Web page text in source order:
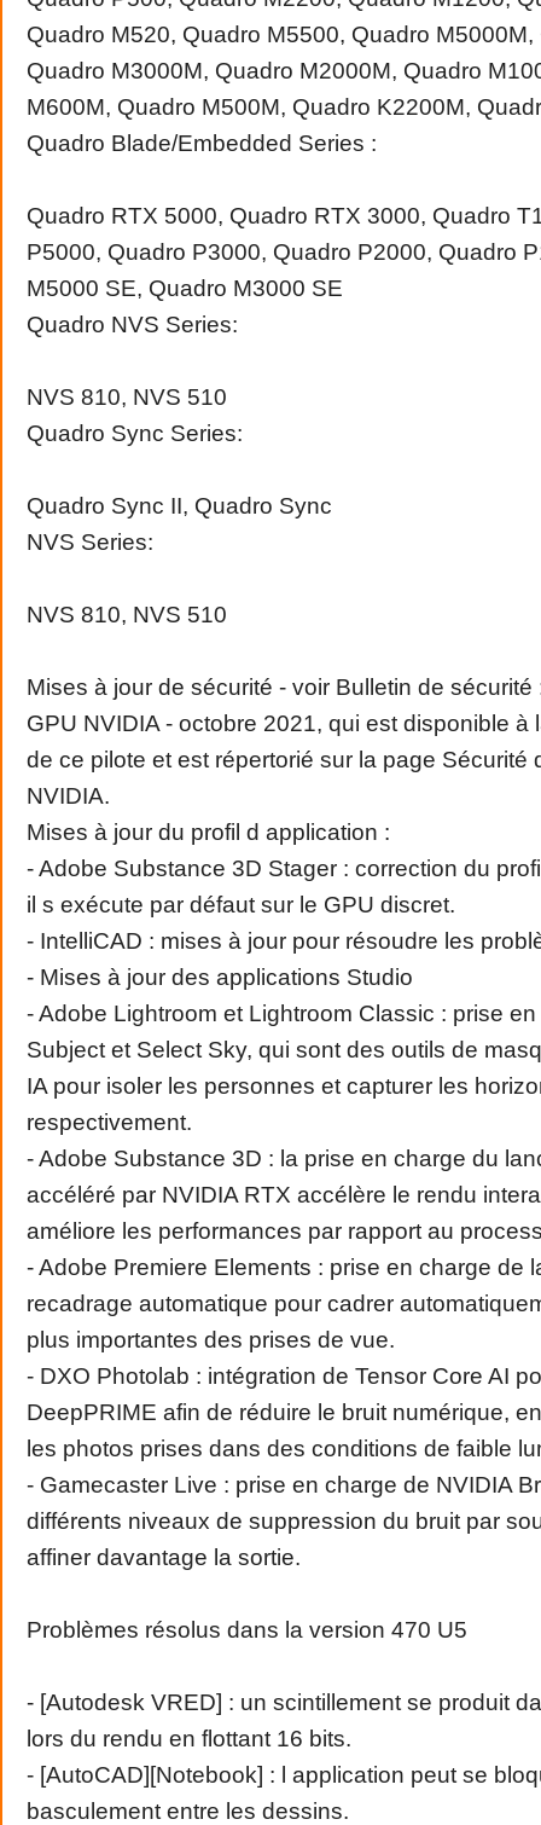
Quadro M520, Quadro M5500, Quadro
Quadro M3000M, Quadro M2000M, Quadro
M600M, Quadro M500M, Quadro K2200M,
Quadro Blade/Embedded Series :
Quadro RTX 5000, Quadro RTX 3000, Quadro
P5000, Quadro P3000, Quadro P2000, Quadro
M5000 SE, Quadro M3000 SE
Quadro NVS Series:
NVS 810, NVS 510
Quadro Sync Series:
Quadro Sync II, Quadro Sync
NVS Series:
NVS 810, NVS 510
Mises à jour de sécurité - voir Bulletin de
GPU NVIDIA - octobre 2021, qui est disponible à
de ce pilote et est répertorié sur la page Sécurité
NVIDIA.
Mises à jour du profil d application :
- Adobe Substance 3D Stager : correction du
il s exécute par défaut sur le GPU discret.
- IntelliCAD : mises à jour pour résoudre les
- Mises à jour des applications Studio
- Adobe Lightroom et Lightroom Classic : prise
Subject et Select Sky, qui sont des outils de
IA pour isoler les personnes et capturer les
respectivement.
- Adobe Substance 3D : la prise en charge du
accéléré par NVIDIA RTX accélère le rendu
améliore les performances par rapport au
- Adobe Premiere Elements : prise en charge de
recadrage automatique pour cadrer
plus importantes des prises de vue.
- DXO Photolab : intégration de Tensor Core AI
DeepPRIME afin de réduire le bruit numérique,
les photos prises dans des conditions de faible
- Gamecaster Live : prise en charge de NVIDIA
différents niveaux de suppression du bruit par
affiner davantage la sortie.
Problèmes résolus dans la version 470 U5
- [Autodesk VRED] : un scintillement se produit
lors du rendu en flottant 16 bits.
- [AutoCAD][Notebook] : l application peut se
basculement entre les dessins.